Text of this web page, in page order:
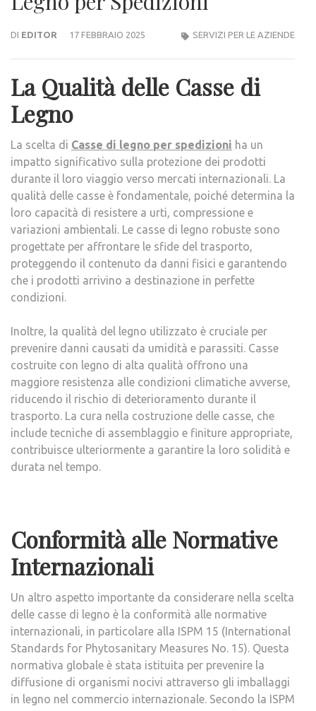
DI EDITOR 17 FEBBRAIO 2025 SERVIZI PER LE AZIENDE
La Qualità delle Casse di
Legno
La scelta di Casse di legno per spedizioni ha un
impatto significativo sulla protezione dei prodotti
durante il loro viaggio verso mercati internazionali. La
qualità delle casse è fondamentale, poiché determina la
loro capacità di resistere a urti, compressione e
variazioni ambientali. Le casse di legno robuste sono
progettate per affrontare le sfide del trasporto,
proteggendo il contenuto da danni fisici e garantendo
che i prodotti arrivino a destinazione in perfette
condizioni.
Inoltre, la qualità del legno utilizzato è cruciale per
prevenire danni causati da umidità e parassiti. Casse
costruite con legno di alta qualità offrono una
maggiore resistenza alle condizioni climatiche avverse,
riducendo il rischio di deterioramento durante il
trasporto. La cura nella costruzione delle casse, che
include tecniche di assemblaggio e finiture appropriate,
contribuisce ulteriormente a garantire la loro solidità e
durata nel tempo.
Conformità alle Normative
Internazionali
Un altro aspetto importante da considerare nella scelta
delle casse di legno è la conformità alle normative
internazionali, in particolare alla ISPM 15 (International
Standards for Phytosanitary Measures No. 15). Questa
normativa globale è stata istituita per prevenire la
diffusione di organismi nocivi attraverso gli imballaggi
in legno nel commercio internazionale. Secondo la ISPM